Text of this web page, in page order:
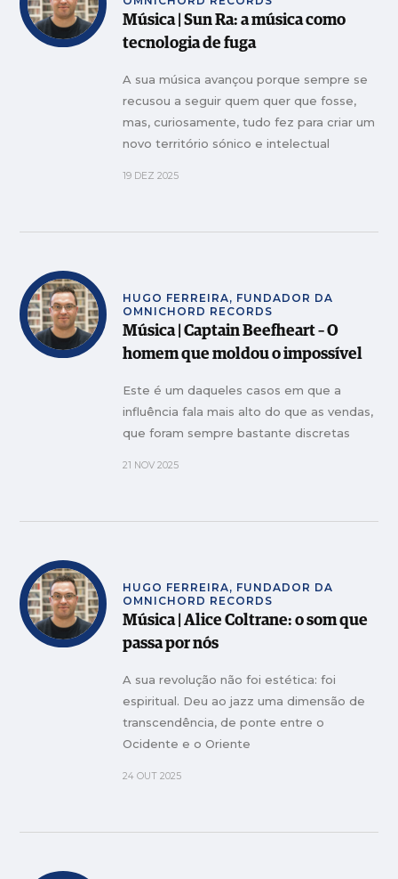
Música | Sun Ra: a música como
tecnologia de fuga
A sua música avançou porque sempre se
recusou a seguir quem quer que fosse,
mas, curiosamente, tudo fez para criar um
novo território sónico e intelectual
19 DEZ 2025
HUGO FERREIRA, FUNDADOR DA
OMNICHORD RECORDS
Música | Captain Beefheart – O
homem que moldou o impossível
Este é um daqueles casos em que a
influência fala mais alto do que as vendas,
que foram sempre bastante discretas
21 NOV 2025
HUGO FERREIRA, FUNDADOR DA
OMNICHORD RECORDS
Música | Alice Coltrane: o som que
passa por nós
A sua revolução não foi estética: foi
espiritual. Deu ao jazz uma dimensão de
transcendência, de ponte entre o
Ocidente e o Oriente
24 OUT 2025